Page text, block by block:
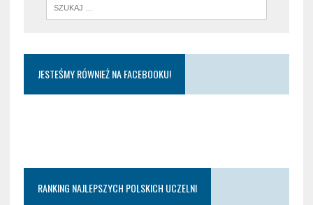
JESTEŚMY RÓWNIEŻ NA FACEBOOKU!
RANKING NAJLEPSZYCH POLSKICH UCZELNI